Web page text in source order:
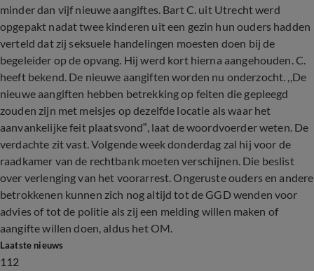
minder dan vijf nieuwe aangiftes. Bart C. uit Utrecht werd
opgepakt nadat twee kinderen uit een gezin hun ouders hadden
verteld dat zij seksuele handelingen moesten doen bij de
begeleider op de opvang. Hij werd kort hierna aangehouden. C.
heeft bekend. De nieuwe aangiften worden nu onderzocht. ,,De
nieuwe aangiften hebben betrekking op feiten die gepleegd
zouden zijn met meisjes op dezelfde locatie als waar het
aanvankelijke feit plaatsvond”, laat de woordvoerder weten. De
verdachte zit vast. Volgende week donderdag zal hij voor de
raadkamer van de rechtbank moeten verschijnen. Die beslist
over verlenging van het voorarrest. Ongeruste ouders en andere
betrokkenen kunnen zich nog altijd tot de GGD wenden voor
advies of tot de politie als zij een melding willen maken of
aangifte willen doen, aldus het OM.
Laatste nieuws
112